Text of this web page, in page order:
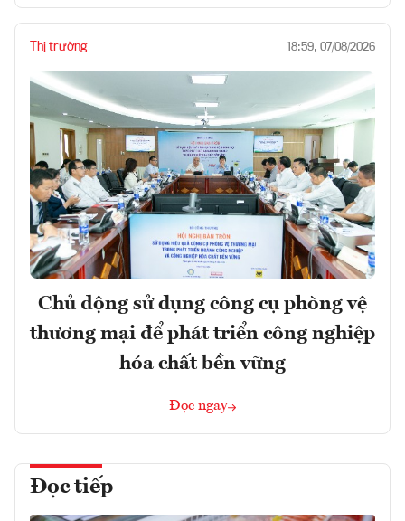
Thị trường 18:59, 07/08/2026
Chủ động sử dụng công cụ phòng vệ
thương mại để phát triển công nghiệp
hóa chất bền vững
Đọc ngay
Đọc tiếp